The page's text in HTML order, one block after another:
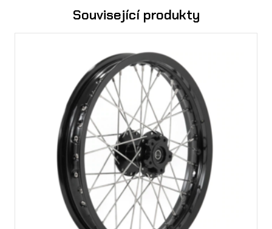
Související produkty